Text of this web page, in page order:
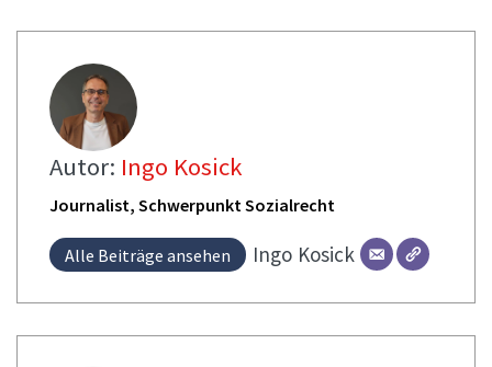
Autor: Ingo Kosick
Journalist, Schwerpunkt Sozialrecht
Alle Beiträge ansehen Ingo Kosick